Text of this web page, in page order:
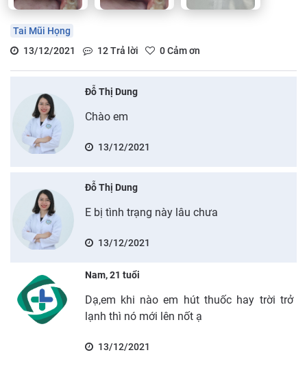
Tai Mũi Họng
13/12/2021
12Trả lời 0Cảm ơn
Đỗ Thị Dung
Chào em
13/12/2021
Đỗ Thị Dung
E bị tình trạng này lâu chưa
13/12/2021
Nam, 21 tuổi
Dạ,em khi nào em hút thuốc hay trời trở
lạnh thì nó mới lên nốt ạ
13/12/2021